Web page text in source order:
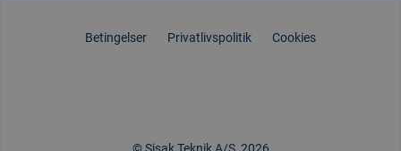
Betingelser Privatlivspolitik Cookies